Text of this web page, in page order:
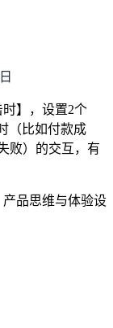
】，设置2个
（比如付款成
败）的交互，有
品思维与体验设